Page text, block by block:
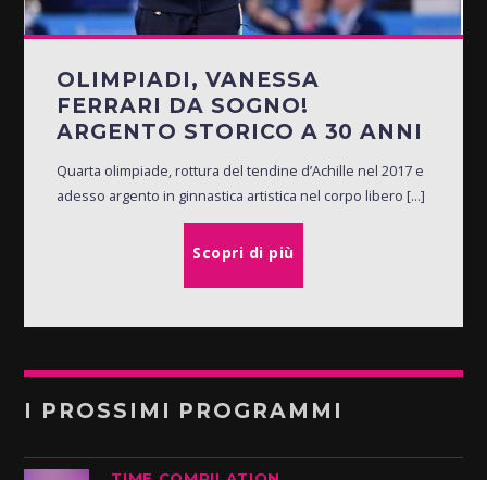
OLIMPIADI, VANESSA
FERRARI DA SOGNO!
ARGENTO STORICO A 30 ANNI
Quarta olimpiade, rottura del tendine d’Achille nel 2017 e
adesso argento in ginnastica artistica nel corpo libero [...]
Scopri di più
I PROSSIMI PROGRAMMI